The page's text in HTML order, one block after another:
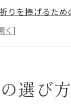
りを捧げるため
たらす神聖な効果
する理由とその
を促進する工夫
り方のポイント
選び方